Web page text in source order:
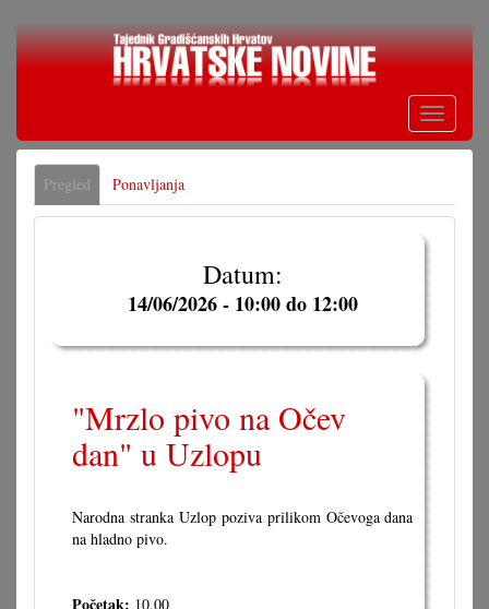
Skoči
Toggle
Primarne
oznake
Pregled (aktivna
oznaka)
Ponavljanja
Datum:
14/06/2026 - 10:00do 12:00
"Mrzlo pivo na Očev
dan" u Uzlopu
Narodna stranka Uzlop poziva prilikom Očevoga dana
na hladno pivo.
Početak: 10.00